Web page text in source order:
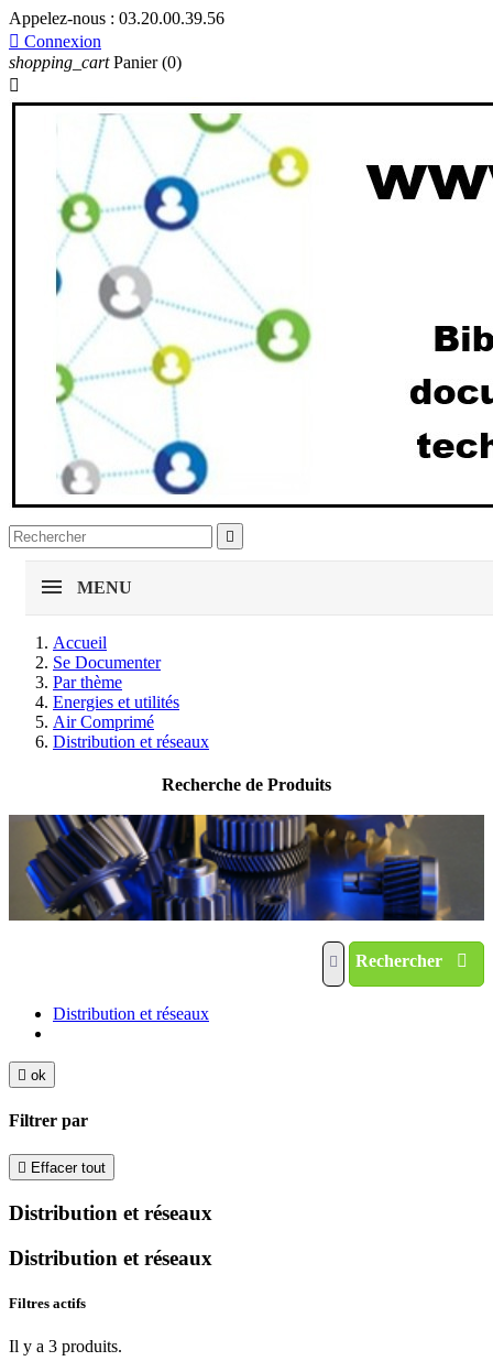
Appelez-nous : 03.20.00.39.56
 Connexion
shopping_cart Panier (0)


MENU
Accueil
Se Documenter
Par thème
Energies et utilités
Air Comprimé
Distribution et réseaux
Recherche de Produits
Rechercher
Distribution et réseaux
 ok
Filtrer par
 Effacer tout
Distribution et réseaux
Distribution et réseaux
Filtres actifs
Il y a 3 produits.